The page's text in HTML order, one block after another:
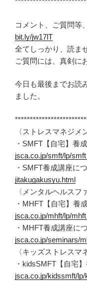
コメント、ご質問等
bit.ly/jw17lT
全てしっかり、読ま
ご質問には、真剣に
今日も最後までお読
ました。
〈ストレスマネジメ
・SMFT【自宅】養
jsca.co.jp/smft/lp/
・SMFT養成講座に
jitakugakusyu.html
〈メンタルヘルスフ
・MHFT【自宅】養
jsca.co.jp/mhft/lp/
・MHFT養成講座に
jsca.co.jp/seminars/
〈キッズストレスマ
・kidsSMFT【自宅
jsca.co.jp/kidssmft/